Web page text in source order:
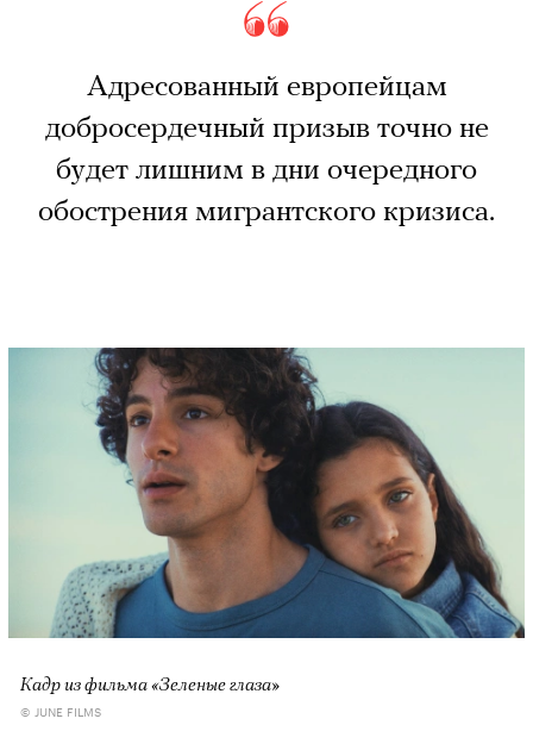
Адресованный европейцам
добросердечный призыв точно не
будет лишним в дни очередного
обострения мигрантского кризиса.
Кадр из фильма «Зеленые глаза»
© JUNE FILMS